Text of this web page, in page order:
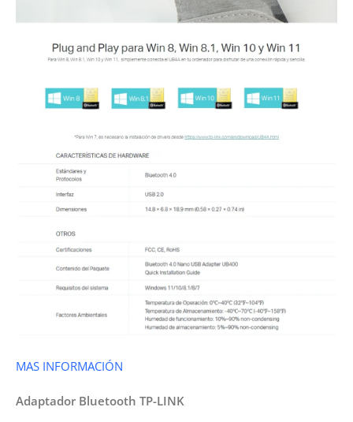
MAS INFORMACIÓN
Adaptador Bluetooth TP-LINK